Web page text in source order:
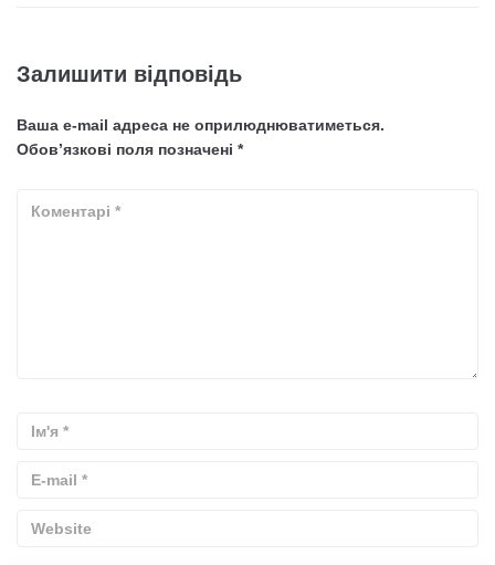
Залишити відповідь
Ваша e-mail адреса не оприлюднюватиметься.
Обов’язкові поля позначені *